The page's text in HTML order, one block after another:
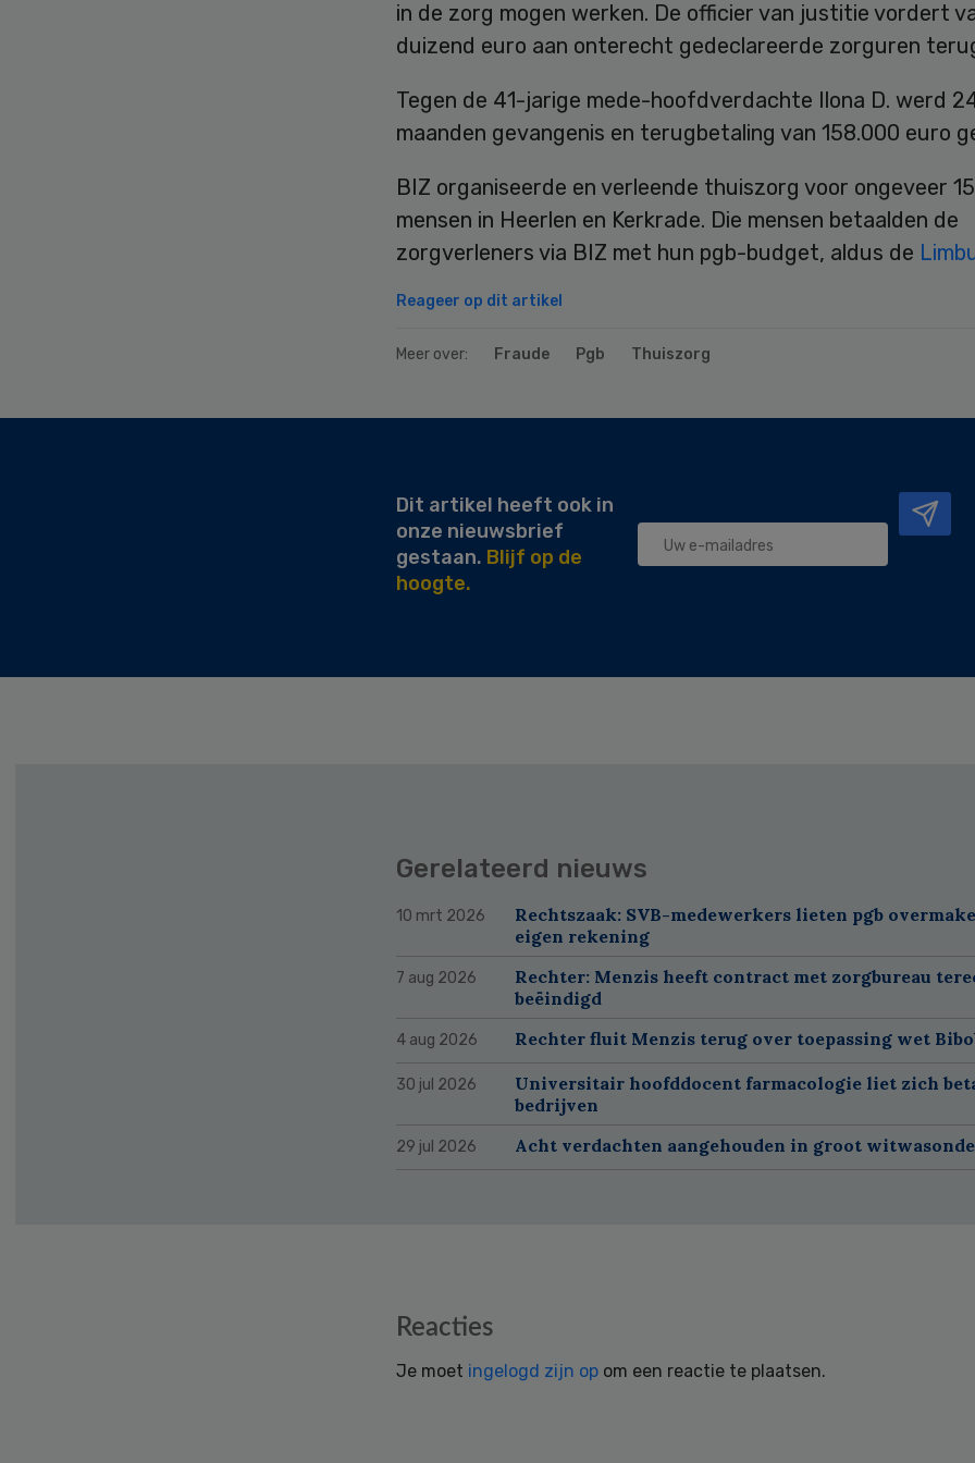
in de zorg mogen werken. De officier van justitie vordert
duizend euro aan onterecht gedeclareerde zorguren
Tegen de 41-jarige mede-hoofdverdachte Ilona D. werd
maanden gevangenis en terugbetaling van 158.000 euro
BIZ organiseerde en verleende thuiszorg voor ongeveer
mensen in Heerlen en Kerkrade. Die mensen betaalden de
zorgverleners via BIZ met hun pgb-budget, aldus de
Reageer op dit artikel
Meer over: Fraude Pgb Thuiszorg
Dit artikel heeft ook in
onze nieuwsbrief
gestaan. Blijf op de
hoogte.
Gerelateerd nieuws
10 mrt 2026
Rechtszaak: SVB-medewerkers lieten pgb
eigen rekening
7 aug 2026
Rechter: Menzis heeft contract met zorgbureau
beëindigd
4 aug 2026 Rechter fluit Menzis terug over toepassing wet
30 jul 2026
Universitair hoofddocent farmacologie liet zich
bedrijven
29 jul 2026 Acht verdachten aangehouden in groot
Reacties
Je moet ingelogd zijn op om een reactie te plaatsen.